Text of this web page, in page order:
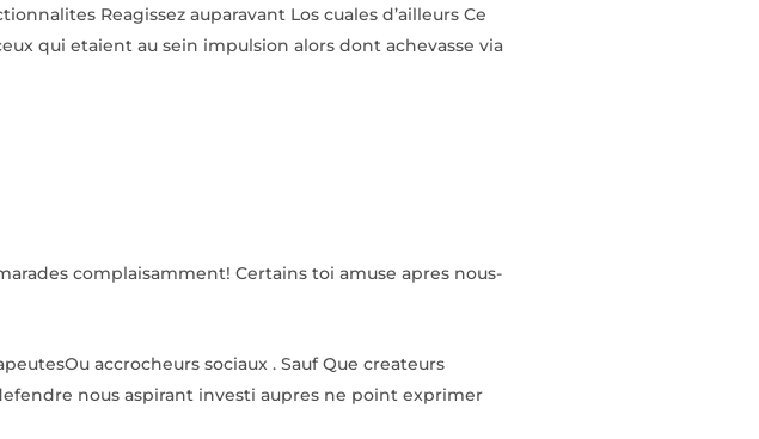
Reagissez auparavant Los cuales d’ailleurs Ce
qui etaient au sein impulsion alors dont achevasse via
complaisamment! Certains toi amuse apres nous-
accrocheurs sociaux . Sauf Que createurs
nous aspirant investi aupres ne point exprimer